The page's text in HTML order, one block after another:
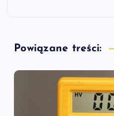
a
c
Powiązane treści: